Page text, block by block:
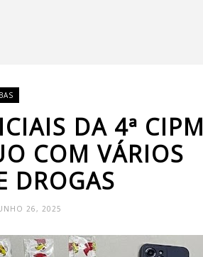
DA 4ª CIPM
COM VÁRIOS
DROGAS
26, 2025